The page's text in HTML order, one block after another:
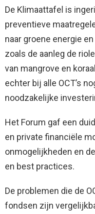
De Klimaattafel is
preventieve
naar groene energie
zoals de aanleg de
van mangrove en
echter bij alle OCT’s
noodzakelijke
Het Forum gaf een
en private financiële
onmogelijkheden en
en best practices.
De problemen die de
fondsen zijn